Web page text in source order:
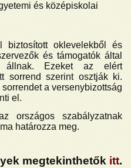
és középiskolai
oklevelekből és
és támogatók által
állnak. Ezeket az elért
sorrend szerint osztják ki.
a versenybizottság
el.
országos szabályzatnak
határozza meg.
megtekinthetők itt.